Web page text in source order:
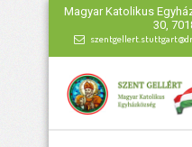
Magyar Katolikus
30,